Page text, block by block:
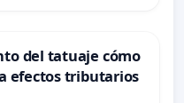
del tatuaje cómo
efectos tributarios